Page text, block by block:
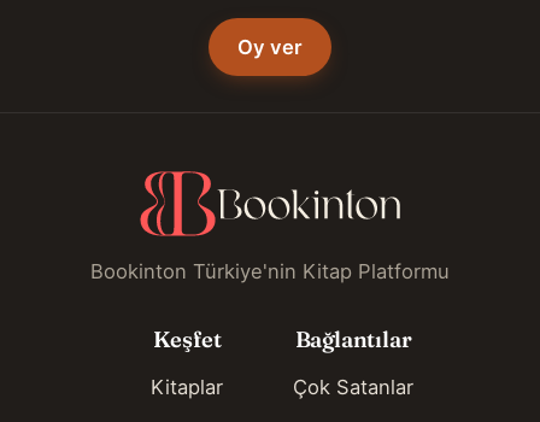
Oy ver
Bookinton Türkiye'nin Kitap Platformu
Keşfet
Kitaplar
Bağlantılar
Çok Satanlar